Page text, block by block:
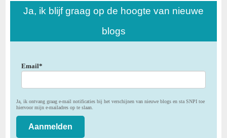
Ja, ik blijf graag op de hoogte van nieuwe
blogs
Email*
Ja, ik ontvang graag e-mail notificaties bij het verschijnen van nieuwe blogs en sta SNPI toe
hiervoor mijn e-mailadres op te slaan.